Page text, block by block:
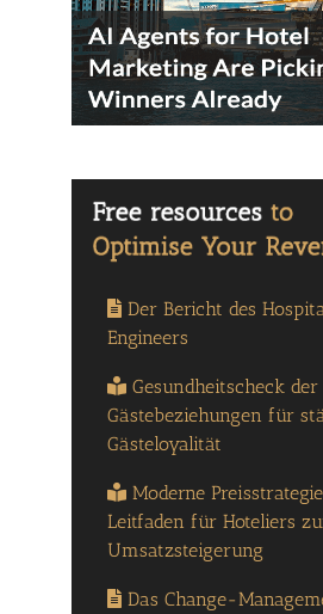
Der Bericht des
Engineers
Gesundheitscheck der
Gästebeziehungen für
Gästeloyalität
Moderne
Leitfaden für Hoteliers
Umsatzsteigerung
Das Change-